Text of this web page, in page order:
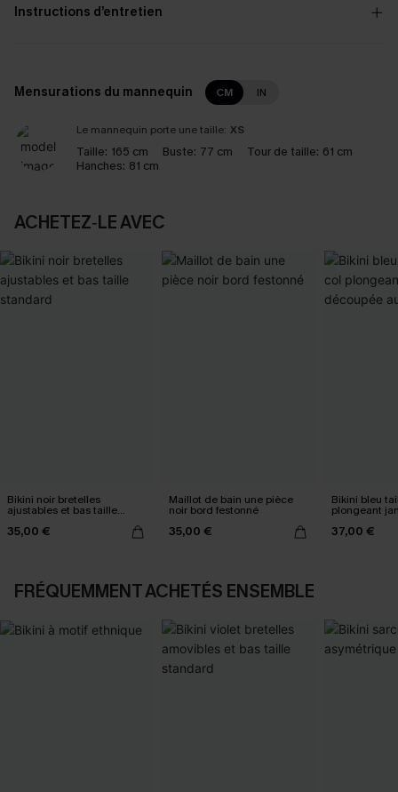
Instructions d’entretien
Mensurations du mannequin CM IN
Le mannequin porte une taille: XS
Taille: 165 cm Buste: 77 cm Tour de taille: 61 cm
Hanches: 81 cm
ACHETEZ‑LE AVEC
Bikini noir bretelles
ajustables et bas taille
standard
35,00 €
Maillot de bain une pièce
noir bord festonné
35,00 €
Bikini bleu
plongeant
au milieu
37,00 €
FRÉQUEMMENT ACHETÉS ENSEMBLE